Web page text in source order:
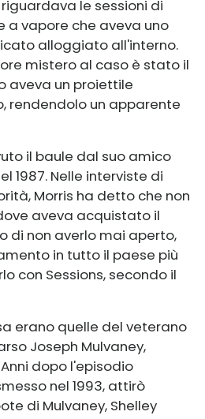
le sessioni di
a vapore che aveva uno
alloggiato all'interno.
mistero al caso è stato il
aveva un proiettile
rendendolo un apparente
il baule dal suo amico
1987. Nelle interviste di
Morris ha detto che non
aveva acquistato il
di non averlo mai aperto,
in tutto il paese più
con Sessions, secondo il
erano quelle del veterano
Joseph Mulvaney,
dopo l'episodio
nel 1993, attirò
di Mulvaney, Shelley